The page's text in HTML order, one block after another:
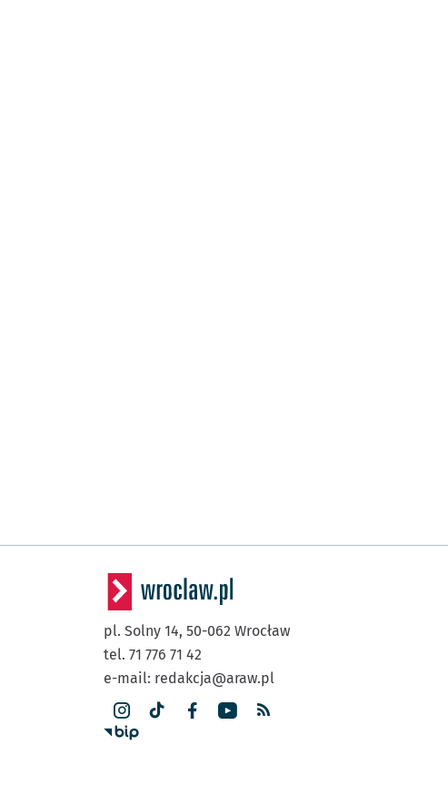
pl. Solny 14, 50-062 Wrocław
tel. 71 776 71 42
e-mail: redakcja@araw.pl